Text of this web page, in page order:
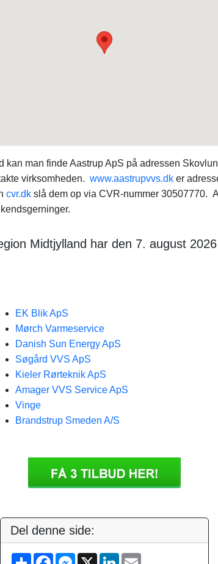
man finde Aastrup ApS på adressen
virksomheden. www.aastrupvvs.dk er
cvr.dk slå dem op via CVR-nummer 30507770.
Midtjylland har den 7. august
EK Blik ApS
Mørch Varmeservice
Danish Sun Energy ApS
Søgård VVS ApS
Kieler Rørteknik ApS
Amager VVS Service ApS
Vinge
Brandstrup Smeden A/S
Del denne side:
S
F
M
X
L
E